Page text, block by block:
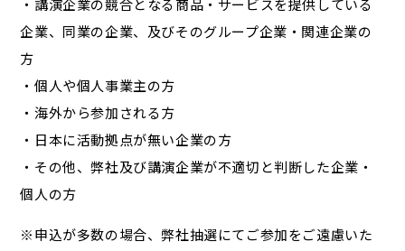
・講演企業の競合となる商品・サービスを提供している
企業、同業の企業、及びそのグループ企業・関連企業の
方
・個人や個人事業主の方
・海外から参加される方
・日本に活動拠点が無い企業の方
・その他、弊社及び講演企業が不適切と判断した企業・
個人の方
※申込が多数の場合、弊社抽選にてご参加をご遠慮いた